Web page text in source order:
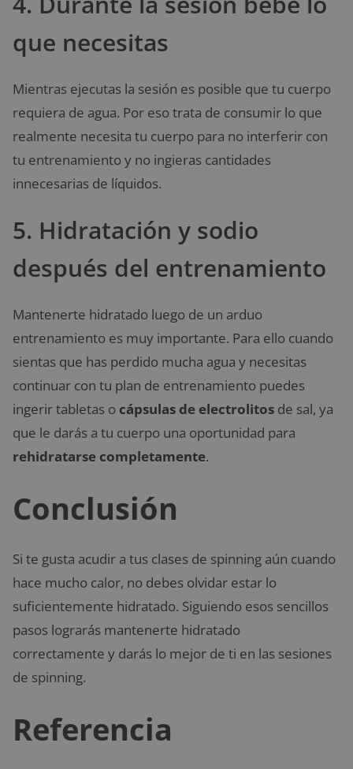
que necesitas
Mientras ejecutas la sesión es posible que tu cuerpo
requiera de agua. Por eso trata de consumir lo que
realmente necesita tu cuerpo para no interferir con
tu entrenamiento y no ingieras cantidades
innecesarias de líquidos.
5. Hidratación y sodio
después del entrenamiento
Mantenerte hidratado luego de un arduo
entrenamiento es muy importante. Para ello cuando
sientas que has perdido mucha agua y necesitas
continuar con tu plan de entrenamiento puedes
ingerir tabletas o cápsulas de electrolitos de sal, ya
que le darás a tu cuerpo una oportunidad para
rehidratarse completamente.
Conclusión
Si te gusta acudir a tus clases de spinning aún cuando
hace mucho calor, no debes olvidar estar lo
suficientemente hidratado. Siguiendo esos sencillos
pasos lograrás mantenerte hidratado
correctamente y darás lo mejor de ti en las sesiones
de spinning.
Referencia